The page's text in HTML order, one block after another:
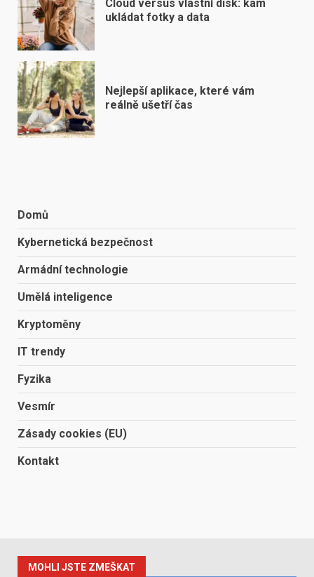
Cloud versus vlastní disk: kam
ukládat fotky a data
Nejlepší aplikace, které vám
reálně ušetří čas
Domů
Kybernetická bezpečnost
Armádní technologie
Umělá inteligence
Kryptoměny
IT trendy
Fyzika
Vesmír
Zásady cookies (EU)
Kontakt
MOHLI JSTE ZMEŠKAT